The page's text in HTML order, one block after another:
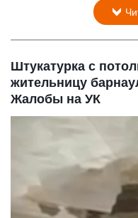
Штукатурка с
жительницу
Жалобы на УК